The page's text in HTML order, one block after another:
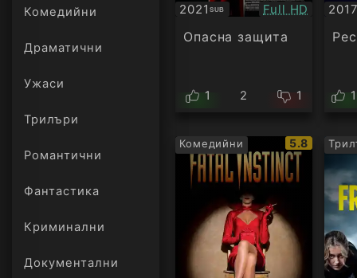
Комедийни
Драматични
Ужаси
Трилъри
онлайн
Романтични
Фантастика
Криминални
Документални
2021 SUB
Субтитри Качество:
Full HD
Опасна защита
1 2 1
2017
Комедийни
IMDb
рейтинг:
5.8